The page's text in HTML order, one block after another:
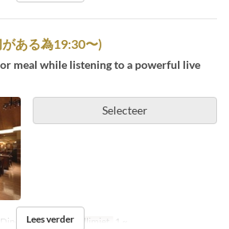
ある為19:30〜)
meal while listening to a powerful live
Selecteer
Diner, Nacht Bestellimiet 1 ~
Lees verder